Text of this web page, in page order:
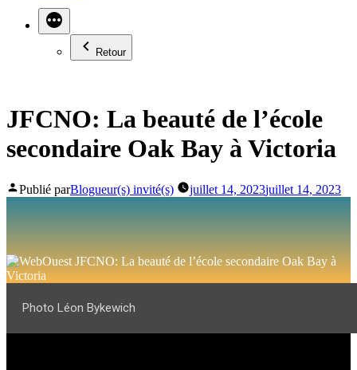
Retour
JFCNO: La beauté de l’école
secondaire Oak Bay à Victoria
Publié parBlogueur(s) invité(s) juillet 14, 2023juillet 14, 2023
Photo Léon Bykewich